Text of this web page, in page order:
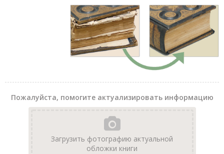
Пожалуйста, помогите актуализировать информацию
Загрузить фотографию актуальной
обложки книги